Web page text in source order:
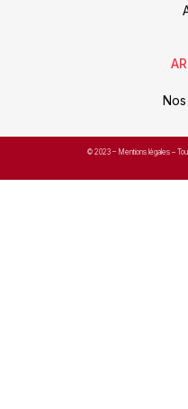
© 2023 – Mentions légales –